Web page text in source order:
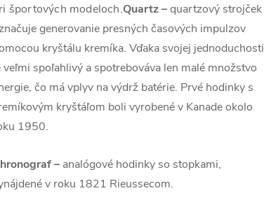
športových modeloch.Quartz–quartzový strojček
generovanie presných časových impulzov
kryštálu kremíka. Vďaka svojej jednoduchosti
veľmi spoľahlivý a spotrebováva len malé množstvo
čo má vplyv na výdrž batérie. Prvé hodinky s
kryštáľom boli vyrobené v Kanade okolo
1950.
– analógové hodinky so stopkami,
v roku 1821 Rieussecom.